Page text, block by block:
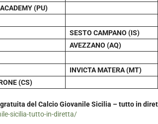
(PU)
SESTO CAMPANO (IS)
AVEZZANO (AQ)
INVICTA MATERA (MT)
(CS)
gratuita del Calcio Giovanile Sicilia – tutto in
sicilia-tutto-in-diretta/